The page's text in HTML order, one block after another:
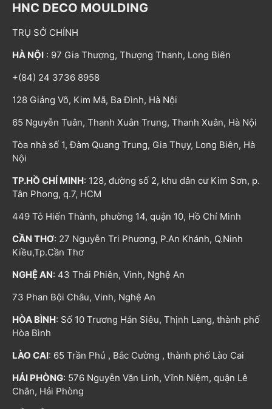
HNC DECO MOULDING
TRỤ SỞ CHÍNH
HÀ NỘI : 97 Gia Thượng, Thượng Thanh, Long Biên
+(84) 24 3736 8958
128 Giảng Võ, Kim Mã, Ba Đình, Hà Nội
65 Nguyễn Tuân, Thanh Xuân Trung, Thanh Xuân, Hà Nội
Tòa nhà số 1, Đàm Quang Trung, Gia Thụy, Long Biên, Hà
Nội
TP.HỒ CHÍ MINH: 128, đường số 2, khu dân cư Kim Sơn, p.
Tân Phong, q.7, HCM
449 Tô Hiến Thành, phường 14, quận 10, Hồ Chí Minh
CẦN THƠ: 27 Nguyễn Tri Phương, P.An Khánh, Q.Ninh
Kiều,Tp.Cần Thơ
NGHỆ AN: 43 Thái Phiên, Vinh, Nghệ An
73 Phan Bội Châu, Vinh, Nghệ An
HÒA BÌNH: Số 10 Trương Hán Siêu, Thịnh Lang, thành phố
Hòa Bình
LÀO CAI: 65 Trần Phú , Bắc Cường , thành phố Lào Cai
HẢI PHÒNG: 576 Nguyễn Văn Linh, Vĩnh Niệm, quận Lê
Chân, Hải Phòng